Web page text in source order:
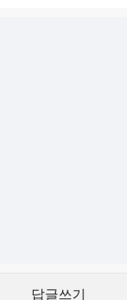
답글쓰기